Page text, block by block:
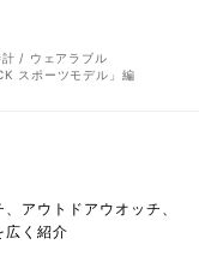
計 / ウェアラブル
スポーツモデル」編
アウトドアウオッチ、
広く紹介